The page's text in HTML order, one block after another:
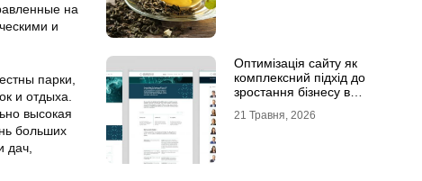
на
и
парки,
и отдыха.
высокая
больших
дач,
Оптимізація сайту як
комплексний підхід до
зростання бізнесу в
21 Травня, 2026